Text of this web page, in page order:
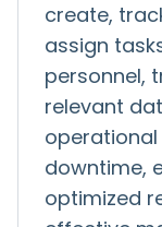
create,
assign
personnel,
relevant
downtime,
optimized